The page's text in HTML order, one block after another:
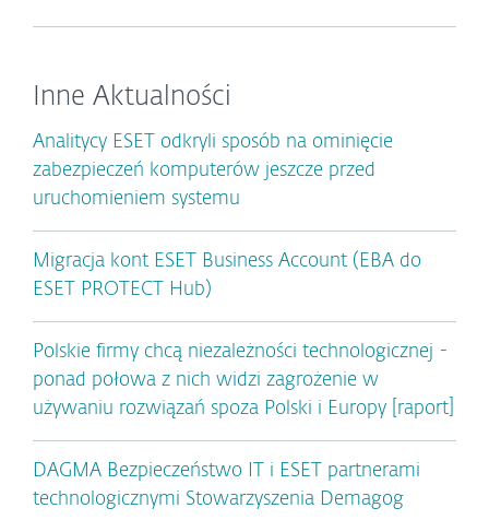
Inne Aktualności
Analitycy ESET odkryli sposób na ominięcie
zabezpieczeń komputerów jeszcze przed
uruchomieniem systemu
Migracja kont ESET Business Account (EBA do
ESET PROTECT Hub)
Polskie firmy chcą niezależności technologicznej -
ponad połowa z nich widzi zagrożenie w
używaniu rozwiązań spoza Polski i Europy [raport]
DAGMA Bezpieczeństwo IT i ESET partnerami
technologicznymi Stowarzyszenia Demagog